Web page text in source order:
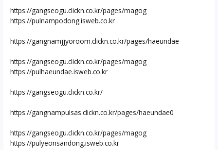
https://gangseogu.clickn.co.kr/pages/magog
https://pulnampodong.isweb.co.kr
https://gangnamjjyoroom.clickn.co.kr/pages/haeundae
https://gangseogu.clickn.co.kr/pages/magog
https://pulhaeundae.isweb.co.kr
https://gangseogu.clickn.co.kr/
https://gangnampulsas.clickn.co.kr/pages/haeundae0
https://gangseogu.clickn.co.kr/pages/magog
https://pulyeonsandong.isweb.co.kr